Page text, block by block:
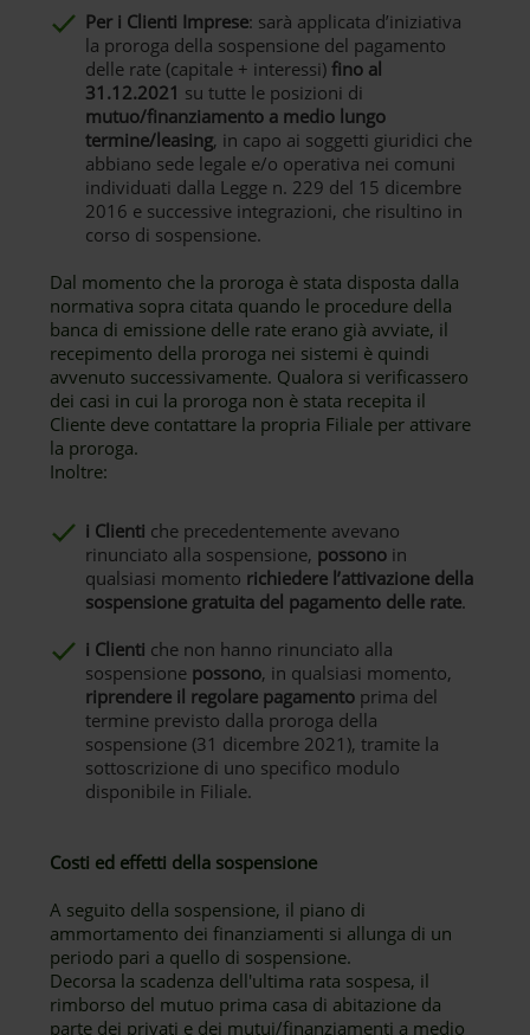
Per i Clienti Imprese: sarà applicata d’iniziativa
la proroga della sospensione del pagamento
delle rate (capitale + interessi)fino al
31.12.2021 su tutte le posizioni di
mutuo/finanziamento a medio lungo
termine/leasing, in capo ai soggetti giuridici che
abbiano sede legale e/o operativa nei comuni
individuati dalla Legge n. 229 del 15 dicembre
2016 e successive integrazioni, che risultino in
corso di sospensione.
Dal momento che la proroga è stata disposta dalla
normativa sopra citata quando le procedure della
banca di emissione delle rate erano già avviate, il
recepimento della proroga nei sistemi è quindi
avvenuto successivamente. Qualora si verificassero
dei casi in cui la proroga non è stata recepita il
Cliente deve contattare la propria Filiale per attivare
la proroga.
Inoltre:
i Clienti che precedentemente avevano
rinunciato alla sospensione, possono in
qualsiasi momento richiedere l’attivazione della
sospensione gratuita del pagamento delle rate.
i Clienti che non hanno rinunciato alla
sospensione possono, in qualsiasi momento,
riprendere il regolare pagamento prima del
termine previsto dalla proroga della
sospensione (31 dicembre 2021), tramite la
sottoscrizione di uno specifico modulo
disponibile in Filiale.
Costi ed effetti della sospensione
A seguito della sospensione, il piano di
ammortamento dei finanziamenti si allunga di un
periodo pari a quello di sospensione.
Decorsa la scadenza dell'ultima rata sospesa, il
rimborso del mutuo prima casa di abitazione da
parte dei privati e dei mutui/finanziamenti a medio